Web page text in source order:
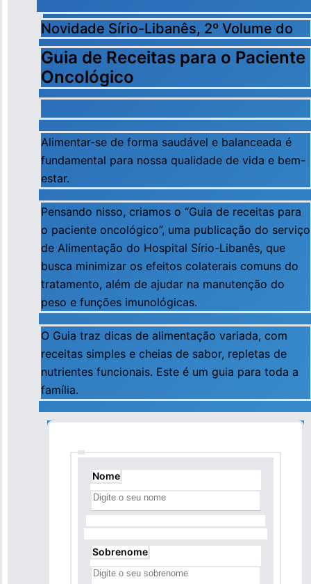
Novidade Sírio-Libanês, 2º Volume do
Guia de Receitas para o Paciente
Oncológico
Alimentar-se de forma saudável e balanceada é
fundamental para nossa qualidade de vida e bem-
estar.
Pensando nisso, criamos o “Guia de receitas para
o paciente oncológico”, uma publicação do serviço
de Alimentação do Hospital Sírio-Libanês, que
busca minimizar os efeitos colaterais comuns do
tratamento, além de ajudar na manutenção do
peso e funções imunológicas.
O Guia traz dicas de alimentação variada, com
receitas simples e cheias de sabor, repletas de
nutrientes funcionais. Este é um guia para toda a
família.
Nome
Nome
Sobrenome